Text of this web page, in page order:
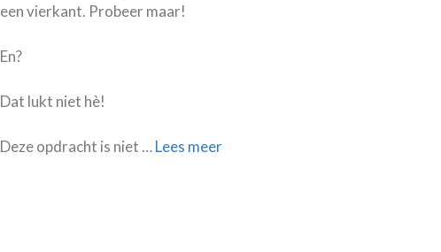
een vierkant. Probeer maar!
En?
Dat lukt niet hè!
Deze opdracht is niet …Lees meer